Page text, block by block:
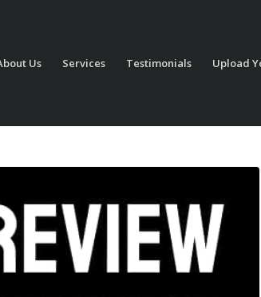
Us Services Testimonials Upload